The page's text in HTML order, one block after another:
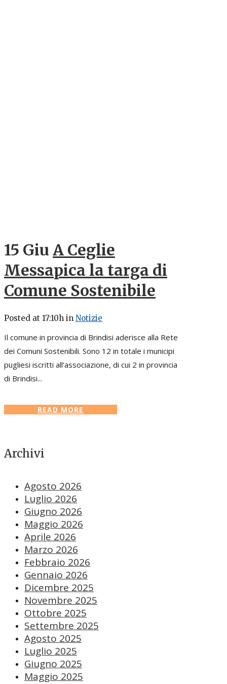
15 Giu A Ceglie
Messapica la targa di
Comune Sostenibile
Posted at 17:10h in Notizie
Il comune in provincia di Brindisi aderisce alla Rete
dei Comuni Sostenibili. Sono 12 in totale i municipi
pugliesi iscritti all’associazione, di cui 2 in provincia
di Brindisi...
READ MORE
Archivi
Agosto 2026
Luglio 2026
Giugno 2026
Maggio 2026
Aprile 2026
Marzo 2026
Febbraio 2026
Gennaio 2026
Dicembre 2025
Novembre 2025
Ottobre 2025
Settembre 2025
Agosto 2025
Luglio 2025
Giugno 2025
Maggio 2025